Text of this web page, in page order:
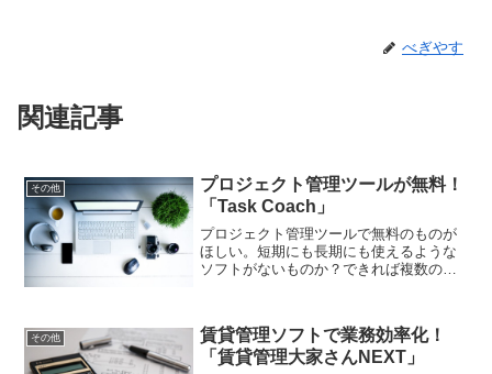
べぎやす
関連記事
その他
プロジェクト管理ツールが無料！
「Task Coach」
プロジェクト管理ツールで無料のものが
ほしい。短期にも長期にも使えるような
ソフトがないものか？できれば複数のタ
うか。プロジェクト管理ツールとして無
料で使えて便利ですよ！
その他
賃貸管理ソフトで業務効率化！
「賃貸管理大家さんNEXT」